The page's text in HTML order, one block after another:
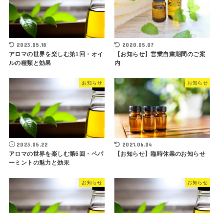
2023.05.18
アロマの世界を楽しむ第1回・オイ
ルの種類と効果
2020.05.07
【お知らせ】営業自粛期間のご案
内
お知らせ
2023.05.22
アロマの世界を楽しむ第6回・ペパ
ーミントの魅力と効果
お知らせ
2021.06.04
【お知らせ】臨時休業のお知らせ
お知らせ お知らせ